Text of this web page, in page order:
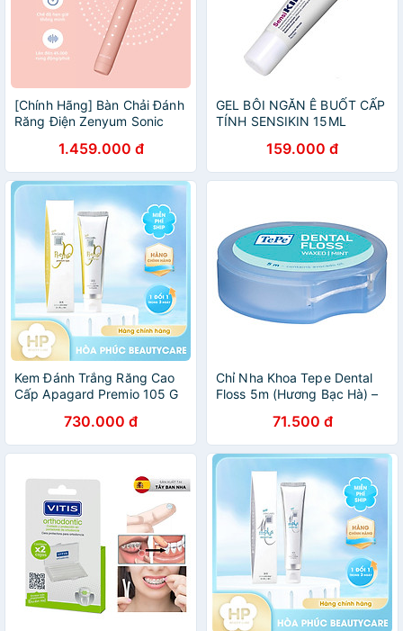
[Chính Hãng] Bàn Chải Đánh
Răng Điện Zenyum Sonic
- Công Nghệ Singapore
1.459.000 đ
GEL BÔI NGĂN Ê BUỐT CẤP
TÍNH SENSIKIN 15ML
159.000 đ
Kem Đánh Trắng Răng Cao
Cấp Apagard Premio 105 G
730.000 đ
Chỉ Nha Khoa Tepe Dental
Floss 5m (Hương Bạc Hà) –
Sợi Mảnh Bền Chắc - Nhập
Khẩu Thuỵ Điển
71.500 đ